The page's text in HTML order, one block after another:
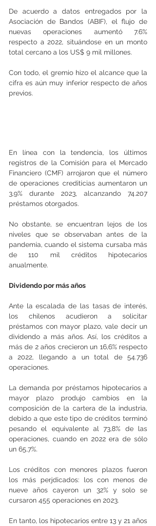
De acuerdo a datos entregados por la
Asociación de Bandos (ABIF), el flujo de
nuevas operaciones aumentó 7.6%
respecto a 2022, situándose en un monto
total cercano a los US$ 9 mil millones.
Con todo, el gremio hizo el alcance que la
cifra es aún muy inferior respecto de años
previos.
En línea con la tendencia, los últimos
registros de la Comisión para el Mercado
Financiero (CMF) arrojaron que el número
de operaciones crediticias aumentaron un
3,9% durante 2023, alcanzando 74.207
préstamos otorgados.
No obstante, se encuentran lejos de los
niveles que se observaban antes de la
pandemia, cuando el sistema cursaba más
de 110 mil créditos hipotecarios
anualmente.
Dividendo por más años
Ante la escalada de las tasas de interés,
los chilenos acudieron a solicitar
préstamos con mayor plazo, vale decir un
dividendo a más años. Así, los créditos a
más de 2 años crecieron un 16,6% respecto
a 2022, llegando a un total de 54.736
operaciones.
La demanda por préstamos hipotecarios a
mayor plazo produjo cambios en la
composición de la cartera de la industria,
debido a que este tipo de créditos terminó
pesando el equivalente al 73,8% de las
operaciones, cuando en 2022 era de sólo
un 65,7%.
Los créditos con menores plazos fueron
los más perjdicados: los con menos de
nueve años cayeron un 32% y solo se
cursaron 455 operaciones en 2023.
En tanto, los hipotecarios entre 13 y 21 años